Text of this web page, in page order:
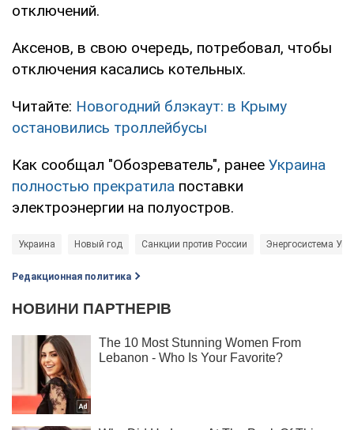
отключений.
Аксенов, в свою очередь, потребовал, чтобы
отключения касались котельных.
Читайте: Новогодний блэкаут: в Крыму
остановились троллейбусы
Как сообщал "Обозреватель", ранее Украина
полностью прекратила поставки
электроэнергии на полуостров.
Украина Новый год Санкции против России Энергосистема
Редакционная политика